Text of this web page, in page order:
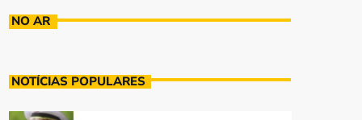
NO AR
NOTÍCIAS POPULARES